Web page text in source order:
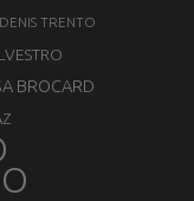
DENIS TRENTO
BROCARD